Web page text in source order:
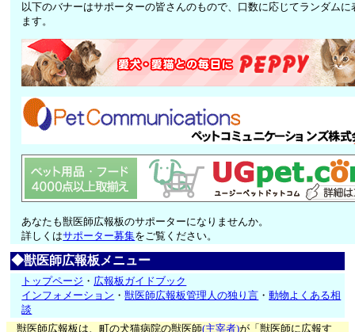
以下のバナーはサポーターの皆さんのもので、口数に応じてランダムに
ます。
あなたも獣医師広報板のサポーターになりませんか。
詳しくはサポーター募集をご覧ください。
◆獣医師広報板メニュー
トップページ ・ 広報板ガイドブック
インフォメーション ・獣医師広報板管理人の独り言 ・動物よくある相
談
獣医師広報板は、町の犬猫病院の獣医師(主宰者)が「獣医師に広報す